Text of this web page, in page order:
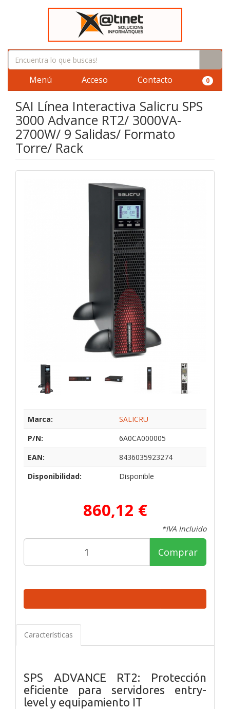
Menú Acceso Contacto 0
SAI Línea Interactiva Salicru SPS
3000 Advance RT2/ 3000VA-
2700W/ 9 Salidas/ Formato
Torre/ Rack
Marca:
SALICRU
P/N:
6A0CA000005
EAN:
8436035923274
Disponibilidad:
Disponible
860,12 €
*IVA Incluido
Comprar
Características
SPS ADVANCE RT2: Protección
eficiente para servidores entry-
level y equipamiento IT